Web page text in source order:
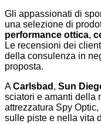
Gli appassionati di
una selezione di
performance ottica,
Le recensioni dei
della consulenza in
proposta.
ACarlsbad , Sun
sciatori e amanti della
attrezzatura Spy
sulle piste e nella vita